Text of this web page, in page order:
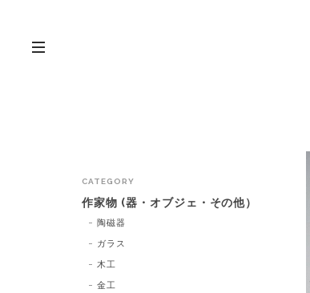
CATEGORY
作家物 (器・オブジェ・その他）
陶磁器
ガラス
木工
金工